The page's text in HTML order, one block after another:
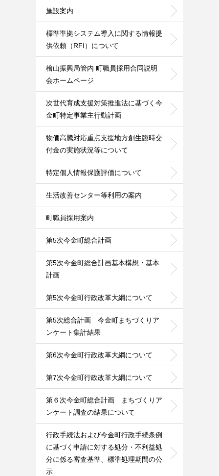
施設案内
標準準拠システム導入に関する情報提
供依頼（RFI）について
檜山振興局管内 町職員採用合同説明
会ホームページ
次世代育成支援対策推進法に基づく今
金町特定事業主行動計画
物価高騰対応重点支援地方創生臨時交
付金の実施状況等について
特定個人情報保護評価について
生活改善センター等利用の案内
町職員採用案内
第5次今金町総合計画
第5次今金町総合計画基本構想・基本
計画
第5次今金町行政改革大綱について
第5次総合計画 今金町まちづくりア
ンケート集計結果
第6次今金町行政改革大綱について
第7次今金町行政改革大綱について
第６次今金町総合計画 まちづくりア
ンケート調査の結果について
行政手続法および今金町行政手続条例
に基づく申請に対する処分・不利益処
分に係る審査基準、標準処理期間の公
示